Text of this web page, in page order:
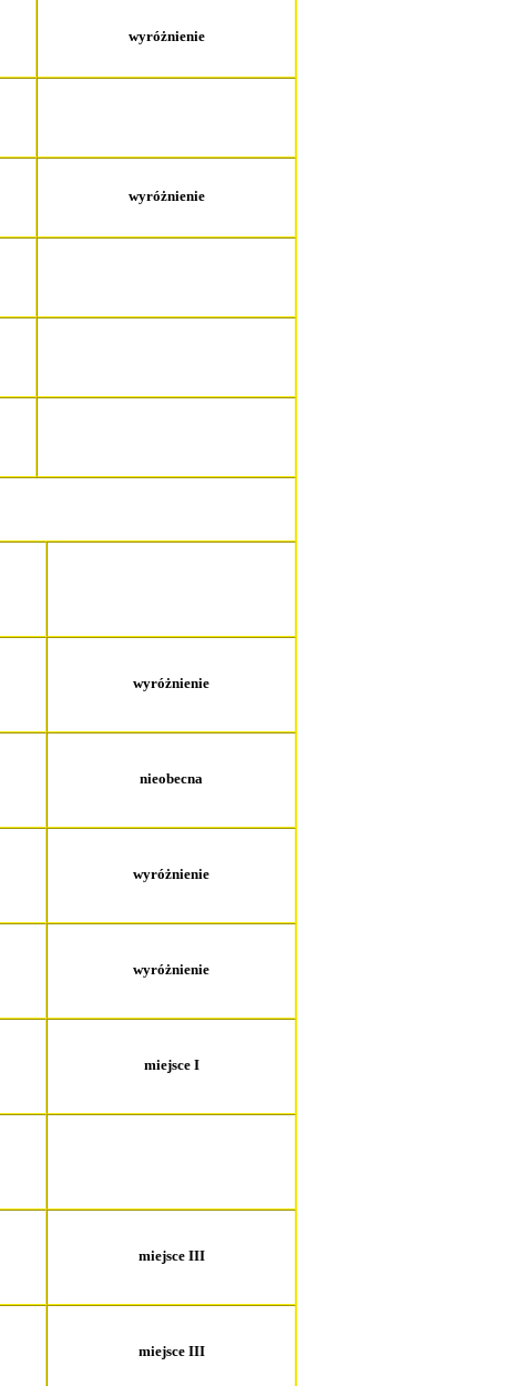
wyróżnienie
wyróżnienie
wyróżnienie
nieobecna
wyróżnienie
wyróżnienie
miejsce I
miejsce III
miejsce III